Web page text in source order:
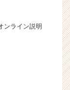
ンライン説明